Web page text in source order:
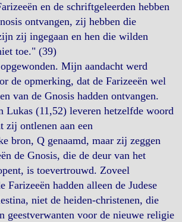
en de schriftgeleerden hebben
ontvangen, zij hebben die
zij ingegaan en hen die wilden
toe." (39)
Mijn aandacht werd
de opmerking, dat de Farizeeën wel
van de Gnosis hadden ontvangen.
Lukas (11,52) leveren hetzelfde woord
zij ontlenen aan een
bron, Q genaamd, maar zij zeggen
de Gnosis, die de deur van het
is toevertrouwd. Zoveel
Farizeeën hadden alleen de Judese
niet de heiden-christenen, die
geestverwanten voor de nieuwe religie